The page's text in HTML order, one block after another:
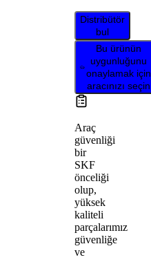
Distribütör
bul
Bu ürünün
uygunluğunu
onaylamak için
aracınızı seçin
Araç
güvenliği
bir
SKF
önceliği
olup,
yüksek
kaliteli
parçalarımız
güvenliğe
ve